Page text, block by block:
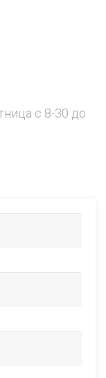
с 8-30 до